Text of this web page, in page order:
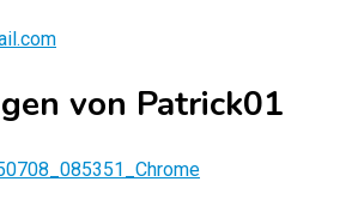
von Patrick01